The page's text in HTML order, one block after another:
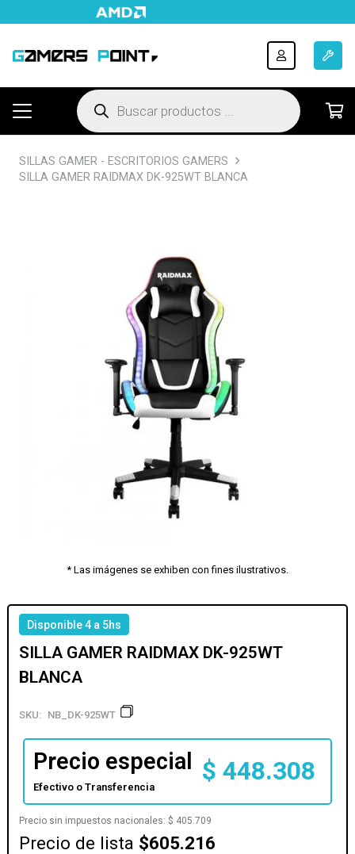
Búsqueda
de
productos
SILLAS GAMER - ESCRITORIOS GAMERS
SILLA GAMER RAIDMAX DK-925WT BLANCA
* Las imágenes se exhiben con fines ilustrativos.
Disponible 4 a 5hs
SILLA GAMER RAIDMAX DK-925WT
BLANCA
SKU: NB_DK-925WT
Precio especial
Efectivo o Transferencia
$ 448.308
Precio sin impuestos nacionales:$ 405.709
Precio de lista $605.216